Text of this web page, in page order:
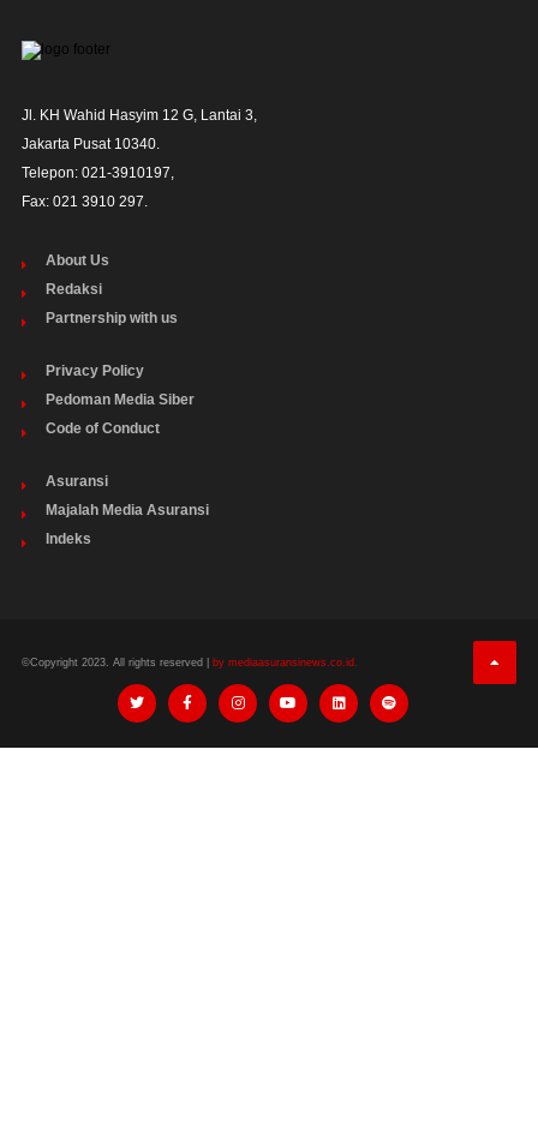
Jl. KH Wahid Hasyim 12 G, Lantai 3,
Jakarta Pusat 10340.
Telepon: 021-3910197,
Fax: 021 3910 297.
About Us
Redaksi
Partnership with us
Privacy Policy
Pedoman Media Siber
Code of Conduct
Asuransi
Majalah Media Asuransi
Indeks
©Copyright 2023. All rights reserved | by mediaasuransinews.co.id.